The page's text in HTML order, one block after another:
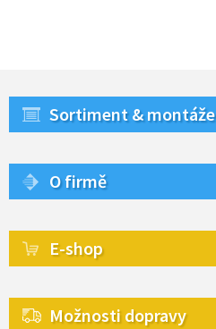
Sortiment & montáže
O firmě
E-shop
Možnosti dopravy